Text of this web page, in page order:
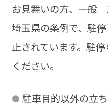
お見舞いの方、一般
埼玉県の条例で、駐
止されています。駐
ください。
駐車目的以外の立